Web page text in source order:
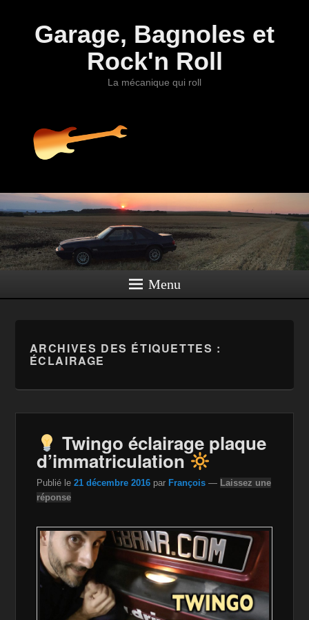
Garage, Bagnoles et
Rock'n Roll
La mécanique qui roll
Menu
ARCHIVES DES ÉTIQUETTES :
ÉCLAIRAGE
Twingo éclairage plaque
d’immatriculation
Publié le21 décembre 2016 par François — Laissez une
réponse